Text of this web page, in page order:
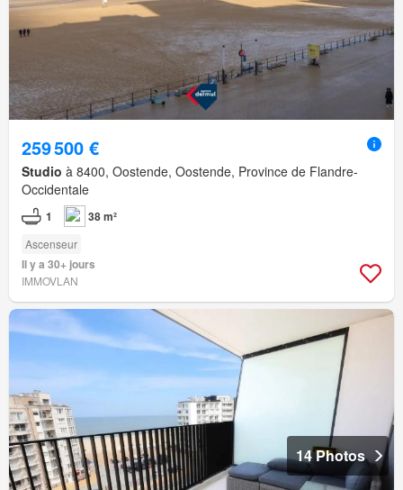
259 500 €
Studio à 8400, Oostende, Oostende, Province de Flandre-
Occidentale
1 38 m²
Ascenseur
Il y a 30+ jours
IMMOVLAN
14 Photos